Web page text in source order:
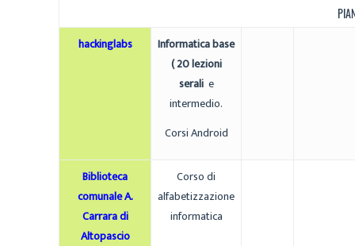
hackinglabs
Informatica base
( 20 lezioni
serali e
intermedio.
Corsi Android
Biblioteca
comunale A.
Carrara di
Altopascio
Corso di
alfabetizzazione
informatica